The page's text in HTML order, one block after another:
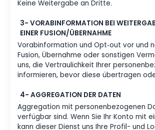
2- WEITERGABE
Keine Weitergabe an Dritte.
3- VORABINFORMATION BEI
EINER FUSION/ÜBERNAHME
Vorabinformation und Opt‑out
Fusion, Übernahme oder
uns, die Vertraulichkeit Ihrer
informieren, bevor diese